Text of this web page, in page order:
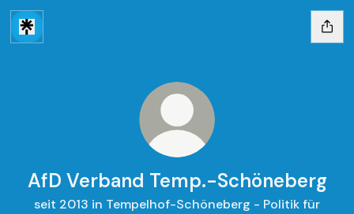
AfD Verband Temp.-Schöneberg
seit 2013 in Tempelhof-Schöneberg - Politik für